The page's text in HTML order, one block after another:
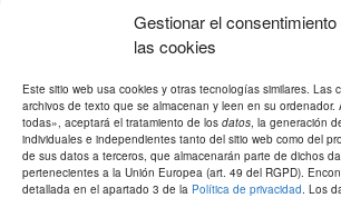
Gestionar el consentimiento
las cookies
Este sitio web usa cookies y otras tecnologías similares. Las
archivos de texto que se almacenan y leen en su ordenador.
todas», aceptará el tratamiento de los datos, la generación
individuales e independientes tanto del sitio web como del
de sus datos a terceros, que almacenarán parte de dichos
pertenecientes a la Unión Europea (art. 49 del RGPD).
detallada en el apartado 3 de la Política de privacidad. Los